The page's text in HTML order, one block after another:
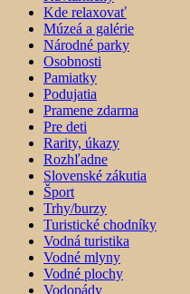
Kde relaxovať
Múzeá a galérie
Národné parky
Osobnosti
Pamiatky
Podujatia
Pramene zdarma
Pre deti
Rarity, úkazy
Rozhľadne
Slovenské zákutia
Šport
Trhy/burzy
Turistické chodníky
Vodná turistika
Vodné mlyny
Vodné plochy
Vodopády